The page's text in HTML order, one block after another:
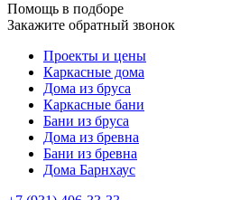
Помощь в подборе
Закажите обратный звонок
Проекты и цены
Каркасные дома
Дома из бруса
Каркасные бани
Бани из бруса
Дома из бревна
Бани из бревна
Дома Барнхаус